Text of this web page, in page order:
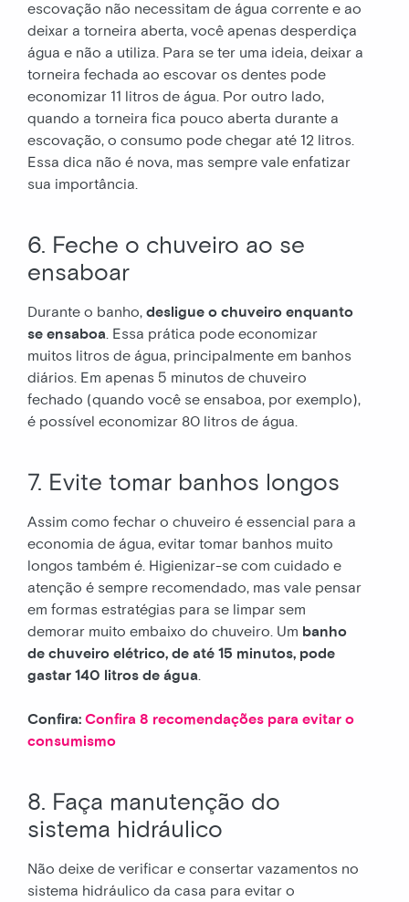
escovação não necessitam de água corrente e ao
deixar a torneira aberta, você apenas desperdiça
água e não a utiliza. Para se ter uma ideia, deixar a
torneira fechada ao escovar os dentes pode
economizar 11 litros de água. Por outro lado,
quando a torneira fica pouco aberta durante a
escovação, o consumo pode chegar até 12 litros.
Essa dica não é nova, mas sempre vale enfatizar
sua importância.
6. Feche o chuveiro ao se
ensaboar
Durante o banho, desligue o chuveiro enquanto
se ensaboa. Essa prática pode economizar
muitos litros de água, principalmente em banhos
diários. Em apenas 5 minutos de chuveiro
fechado (quando você se ensaboa, por exemplo),
é possível economizar 80 litros de água.
7. Evite tomar banhos longos
Assim como fechar o chuveiro é essencial para a
economia de água, evitar tomar banhos muito
longos também é. Higienizar-se com cuidado e
atenção é sempre recomendado, mas vale pensar
em formas estratégias para se limpar sem
demorar muito embaixo do chuveiro. Um banho
de chuveiro elétrico, de até 15 minutos, pode
gastar 140 litros de água.
Confira: Confira 8 recomendações para evitar o
consumismo
8. Faça manutenção do
sistema hidráulico
Não deixe de verificar e consertar vazamentos no
sistema hidráulico da casa para evitar o